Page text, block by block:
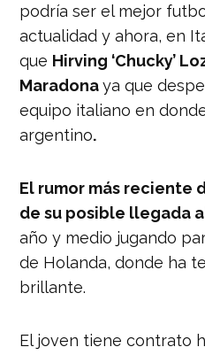
podría ser el mejor
actualidad y ahora, en
que Hirving ‘Chucky’
Maradonaya que
equipo italiano en
argentino.
El rumor más
de su posible llegada
año y medio jugando
de Holanda, donde ha
brillante.
El joven tiene contrato